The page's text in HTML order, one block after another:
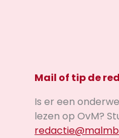
Mail of tip de
Is er een
lezen op OvM?